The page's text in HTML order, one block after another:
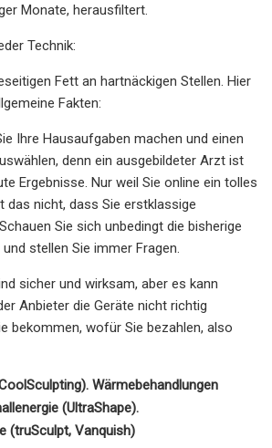
Monate, herausfiltert.
Technik:
Fett an hartnäckigen Stellen. Hier
Fakten:
Ihre Hausaufgaben machen und einen
denn ein ausgebildeter Arzt ist
Ergebnisse. Nur weil Sie online ein tolles
das nicht, dass Sie erstklassige
Sie sich unbedingt die bisherige
stellen Sie immer Fragen.
sicher und wirksam, aber es kann
Anbieter die Geräte nicht richtig
bekommen, wofür Sie bezahlen, also
Wärmebehandlungen
(UltraShape).
(truSculpt, Vanquish)